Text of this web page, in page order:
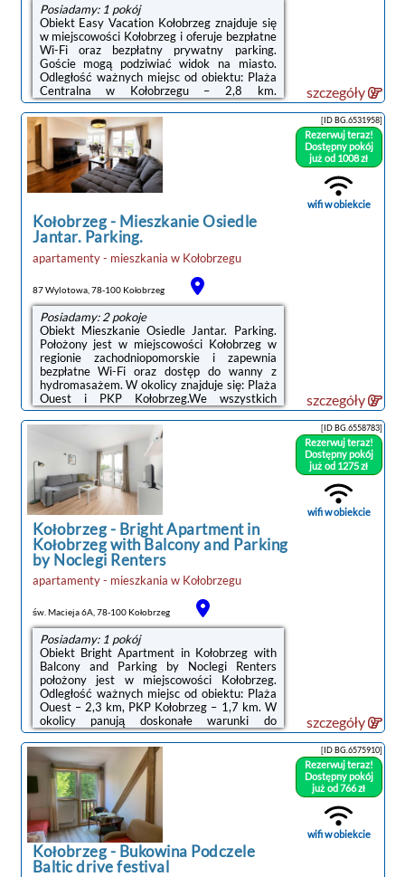
Posiadamy: 1 pokój
Obiekt Easy Vacation Kołobrzeg znajduje się
w miejscowości Kołobrzeg i oferuje bezpłatne
Wi-Fi oraz bezpłatny prywatny parking.
Goście mogą podziwiać widok na miasto.
Odległość ważnych miejsc od obiektu: Plaża
Centralna w Kołobrzegu – 2,8 km.
Apartament znajduje się w budynku z 2024
roku. W okolicy znajdują się ciekawe miejsca
takie jak: PKP Kołobrzeg ( 2,4 km), Molo w
Kołobrzegu ( 2,8 km).W apartamencie
zapewniono sypialnię (1), aneks kuchenny z
lodówką i zmywarką, a także łazienkę (1) z
prysznicem, suszarką do włosów oraz pralką.
szczegóły
Kołobrzeg- Mieszkanie Osiedle
Jantar. Parking.
apartamenty - mieszkania w Kołobrzegu
87 Wylotowa, 78-100 Kołobrzeg
Posiadamy: 2 pokoje
Obiekt Mieszkanie Osiedle Jantar. Parking.
Położony jest w miejscowości Kołobrzeg w
regionie zachodniopomorskie i zapewnia
bezpłatne Wi-Fi oraz dostęp do wanny z
hydromasażem. W okolicy znajduje się: Plaża
Ouest i PKP Kołobrzeg.We wszystkich
opcjach zakwaterowania znajduje się
telewizor z płaskim ekranem, prywatna
łazienka oraz aneks kuchenny z pełnym
wyposażeniem, w tym lodówką.
Wyposażenie obejmuje również płytę
kuchenną, toster, ekspres do kawy i
czajnik.Odległość ważnych miejsc od obiektu:
Molo w Kołobrzegu – 2,2 km, Latarnia
morska w Kołobrzegu – 2,4 km. Lotnisko ...
[ID BG.6531958]
Rezerwuj teraz!
Dostępny pokój
już od 1008 zł
wifi w obiekcie
szczegóły
Kołobrzeg- Bright Apartment in
Kołobrzeg with Balcony and Parking
by Noclegi Renters
apartamenty - mieszkania w Kołobrzegu
św. Macieja 6A, 78-100 Kołobrzeg
Posiadamy: 1 pokój
Obiekt Bright Apartment in Kołobrzeg with
Balcony and Parking by Noclegi Renters
położony jest w miejscowości Kołobrzeg.
Odległość ważnych miejsc od obiektu: Plaża
Ouest – 2,3 km, PKP Kołobrzeg – 1,7 km. W
okolicy panują doskonałe warunki do
uprawiania jazdy na rowerze. Oferta
apartamentu obejmuje bezpłatny prywatny
parking, całodobową recepcję oraz bezpłatne
Wi-Fi.Oferta apartamentu obejmuje sypialnię
(1), salon, aneks kuchenny z pełnym
wyposażeniem, w tym lodówką i ekspresem
do kawy, a także łazienkę (1) z prysznicem
oraz bezpłatnym zestawem kosmetyków. W
apartamencie ...
[ID BG.6558783]
Rezerwuj teraz!
Dostępny pokój
już od 1275 zł
wifi w obiekcie
szczegóły
Kołobrzeg- Bukowina Podczele
Baltic drive festival
[ID BG.6575910]
Rezerwuj teraz!
Dostępny pokój
już od 766 zł
wifi w obiekcie